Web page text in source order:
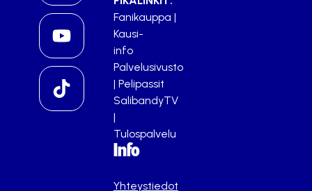
Fanikauppa |
Kausi-
info
Palvelusivusto
| Pelipassit
SalibandyTV
|
Tulospalvelu
Info
Yhteystiedot